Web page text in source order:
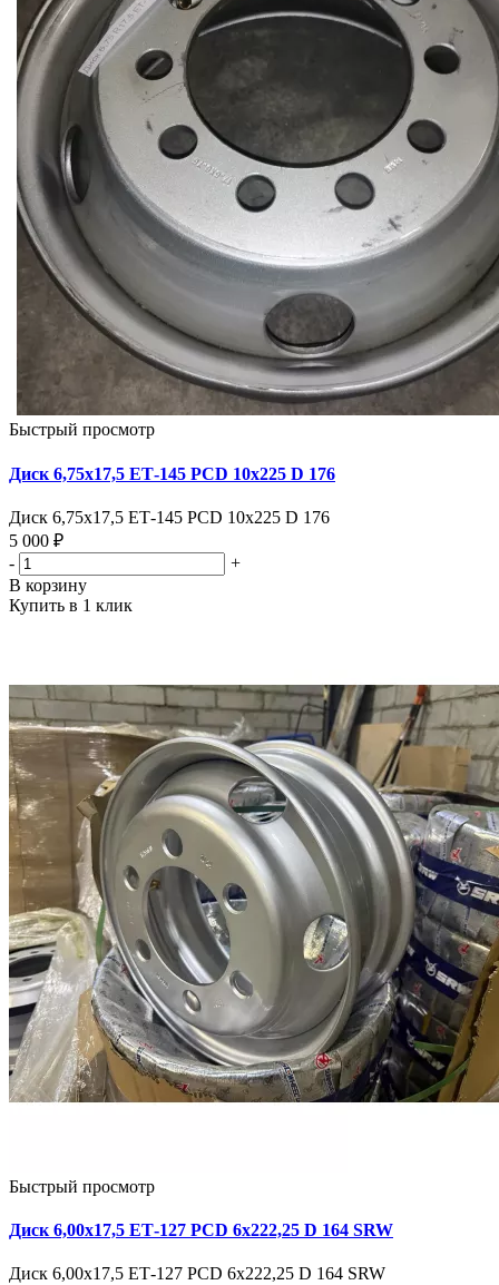
Быстрый просмотр
Диск 6,75х17,5 ЕТ-145 PCD 10x225 D 176
Диск 6,75х17,5 ЕТ-145 PCD 10x225 D 176
5 000 ₽
-
+
В корзину
Купить в 1 клик
Быстрый просмотр
Диск 6,00х17,5 ЕТ-127 PCD 6х222,25 D 164 SRW
Диск 6,00х17,5 ЕТ-127 PCD 6х222,25 D 164 SRW